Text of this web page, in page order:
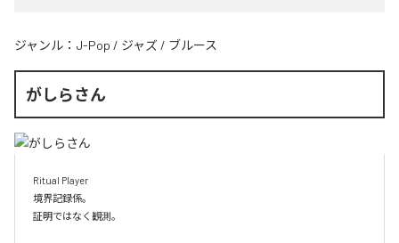
ジャンル： J-Pop / ジャズ / ブルース
がしらさん
Ritual Player
境界記録係。
証明ではなく観測。